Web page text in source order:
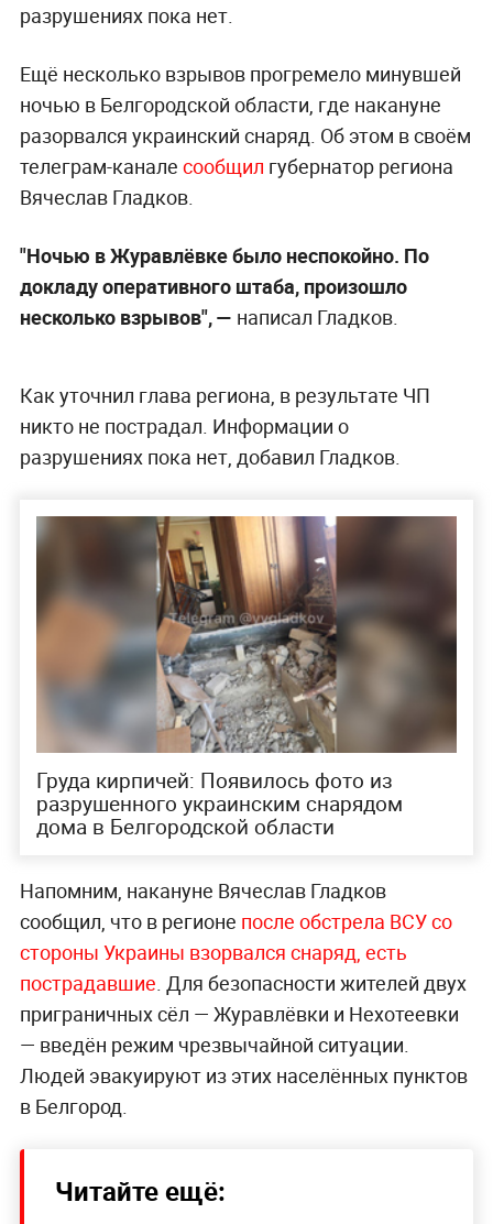
разрушениях пока нет.
Ещё несколько взрывов прогремело минувшей
ночью в Белгородской области, где накануне
разорвался украинский снаряд. Об этом в своём
телеграм-канале сообщил губернатор региона
Вячеслав Гладков.
"Ночью в Журавлёвке было неспокойно. По
докладу оперативного штаба, произошло
несколько взрывов", — написал Гладков.
Как уточнил глава региона, в результате ЧП
никто не пострадал. Информации о
разрушениях пока нет, добавил Гладков.
Груда кирпичей: Появилось фото из
разрушенного украинским снарядом
дома в Белгородской области
Напомним, накануне Вячеслав Гладков
сообщил, что в регионе после обстрела ВСУ со
стороны Украины взорвался снаряд, есть
пострадавшие. Для безопасности жителей двух
приграничных сёл — Журавлёвки и Нехотеевки
— введён режим чрезвычайной ситуации.
Людей эвакуируют из этих населённых пунктов
в Белгород.
Читайте ещё: